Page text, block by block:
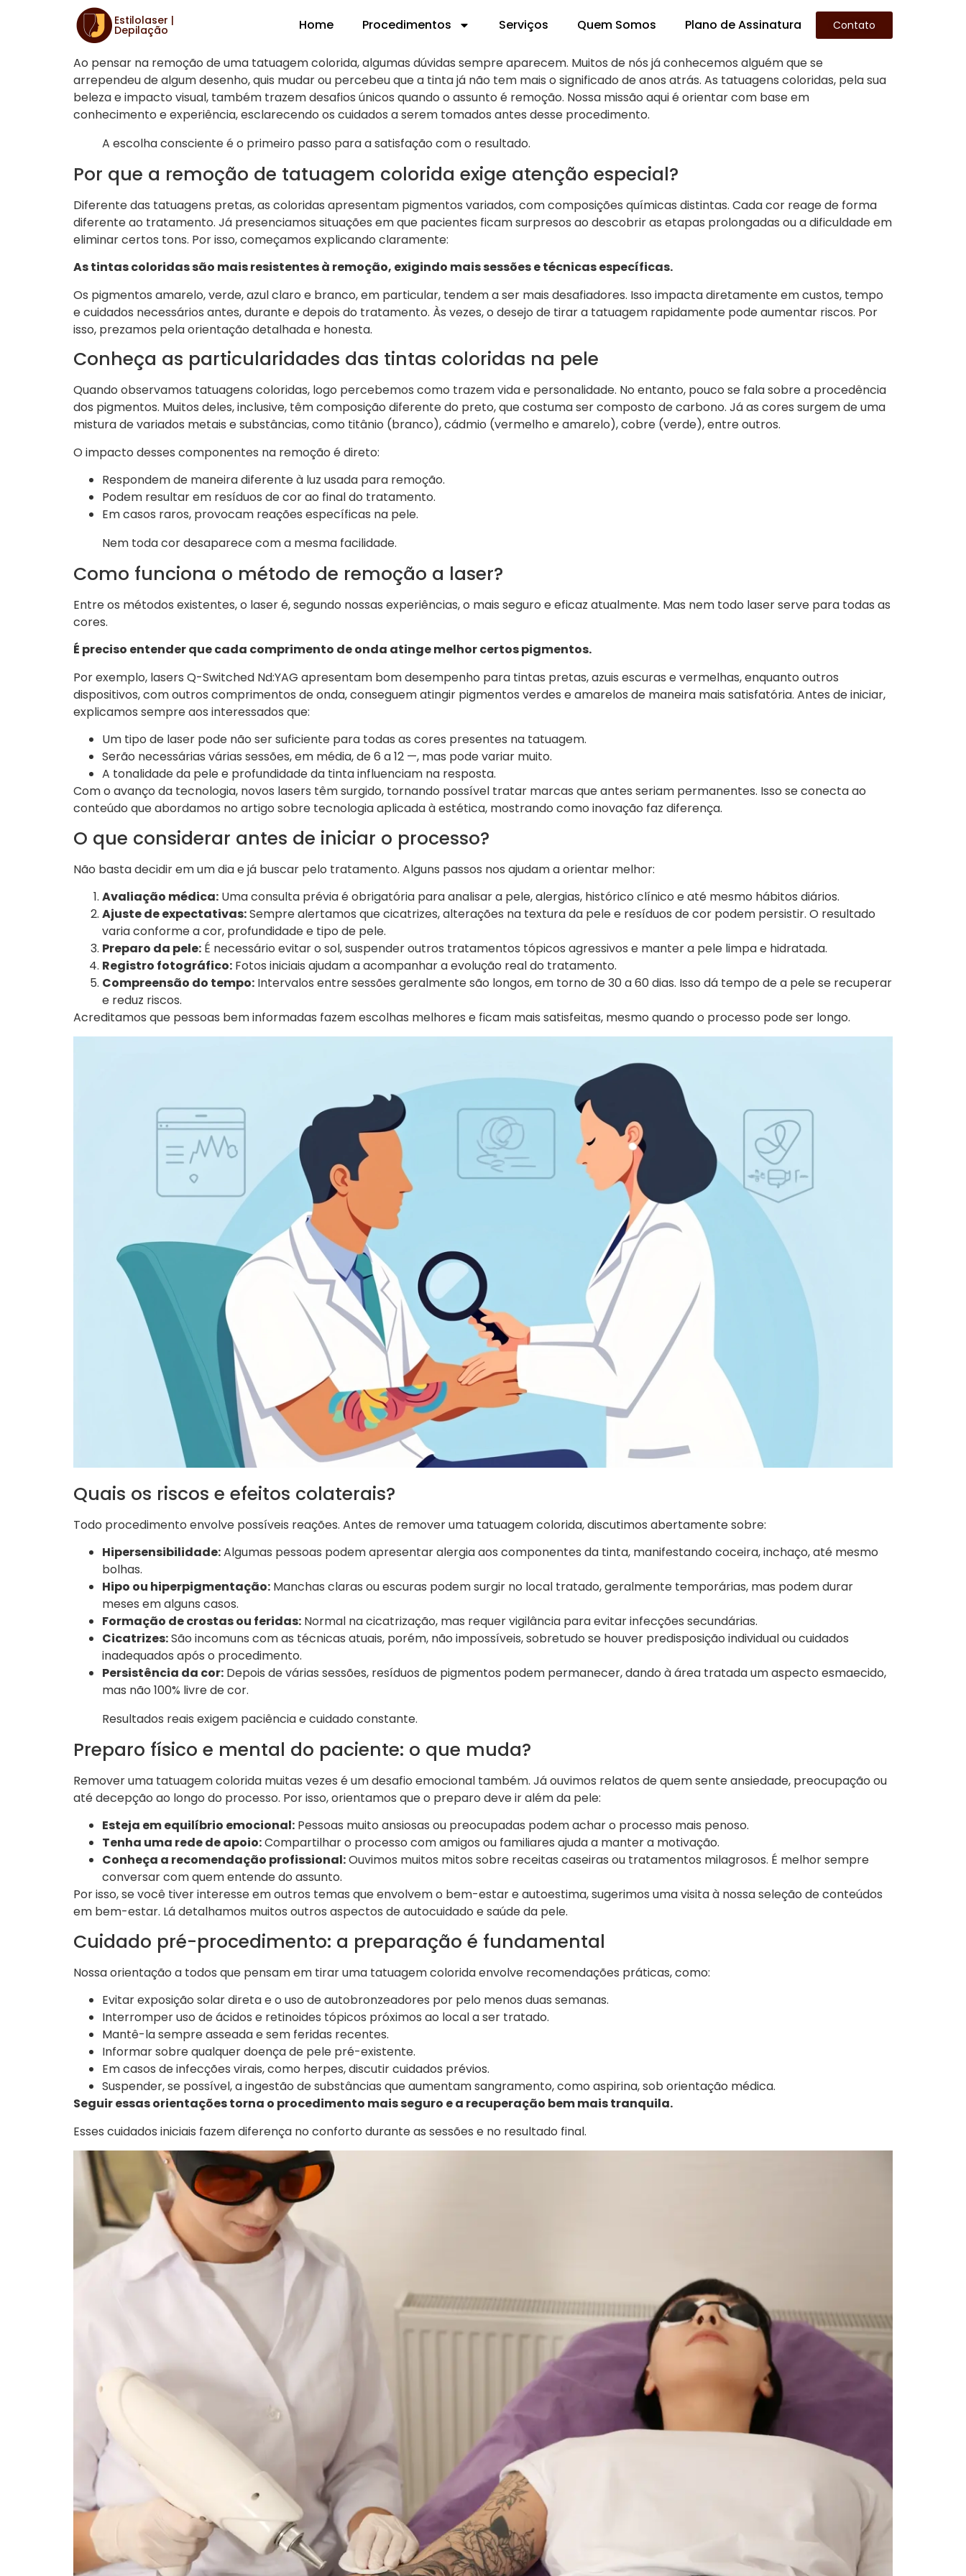
Estilolaser |
Depilação Home Procedimentos Serviços Quem Somos Plano de Assinatura Contato
Cuidados essenciais antes de remover uma tatuagem colorida
Ao pensar na remoção de uma tatuagem colorida, algumas dúvidas sempre aparecem. Muitos de nós já conhecemos alguém que se
arrependeu de algum desenho, quis mudar ou percebeu que a tinta já não tem mais o significado de anos atrás. As tatuagens coloridas, pela sua
beleza e impacto visual, também trazem desafios únicos quando o assunto é remoção. Nossa missão aqui é orientar com base em
conhecimento e experiência, esclarecendo os cuidados a serem tomados antes desse procedimento.
A escolha consciente é o primeiro passo para a satisfação com o resultado.
Por que a remoção de tatuagem colorida exige atenção especial?
Diferente das tatuagens pretas, as coloridas apresentam pigmentos variados, com composições químicas distintas. Cada cor reage de forma
diferente ao tratamento. Já presenciamos situações em que pacientes ficam surpresos ao descobrir as etapas prolongadas ou a dificuldade em
eliminar certos tons. Por isso, começamos explicando claramente:
As tintas coloridas são mais resistentes à remoção, exigindo mais sessões e técnicas específicas.
Os pigmentos amarelo, verde, azul claro e branco, em particular, tendem a ser mais desafiadores. Isso impacta diretamente em custos, tempo
e cuidados necessários antes, durante e depois do tratamento. Às vezes, o desejo de tirar a tatuagem rapidamente pode aumentar riscos. Por
isso, prezamos pela orientação detalhada e honesta.
Conheça as particularidades das tintas coloridas na pele
Quando observamos tatuagens coloridas, logo percebemos como trazem vida e personalidade. No entanto, pouco se fala sobre a procedência
dos pigmentos. Muitos deles, inclusive, têm composição diferente do preto, que costuma ser composto de carbono. Já as cores surgem de uma
mistura de variados metais e substâncias, como titânio (branco), cádmio (vermelho e amarelo), cobre (verde), entre outros.
O impacto desses componentes na remoção é direto:
Respondem de maneira diferente à luz usada para remoção.
Podem resultar em resíduos de cor ao final do tratamento.
Em casos raros, provocam reações específicas na pele.
Nem toda cor desaparece com a mesma facilidade.
Como funciona o método de remoção a laser?
Entre os métodos existentes, o laser é, segundo nossas experiências, o mais seguro e eficaz atualmente. Mas nem todo laser serve para todas as
cores.
É preciso entender que cada comprimento de onda atinge melhor certos pigmentos.
Por exemplo, lasers Q-Switched Nd:YAG apresentam bom desempenho para tintas pretas, azuis escuras e vermelhas, enquanto outros
dispositivos, com outros comprimentos de onda, conseguem atingir pigmentos verdes e amarelos de maneira mais satisfatória. Antes de iniciar,
explicamos sempre aos interessados que:
Um tipo de laser pode não ser suficiente para todas as cores presentes na tatuagem.
Serão necessárias várias sessões, em média, de 6 a 12 —, mas pode variar muito.
A tonalidade da pele e profundidade da tinta influenciam na resposta.
Com o avanço da tecnologia, novos lasers têm surgido, tornando possível tratar marcas que antes seriam permanentes. Isso se conecta ao
conteúdo que abordamos no artigo sobre tecnologia aplicada à estética, mostrando como inovação faz diferença.
O que considerar antes de iniciar o processo?
Não basta decidir em um dia e já buscar pelo tratamento. Alguns passos nos ajudam a orientar melhor:
Avaliação médica: Uma consulta prévia é obrigatória para analisar a pele, alergias, histórico clínico e até mesmo hábitos diários.
Ajuste de expectativas:Sempre alertamos que cicatrizes, alterações na textura da pele e resíduos de cor podem persistir. O resultado
varia conforme a cor, profundidade e tipo de pele.
Preparo da pele: É necessário evitar o sol, suspender outros tratamentos tópicos agressivos e manter a pele limpa e hidratada.
Registro fotográfico: Fotos iniciais ajudam a acompanhar a evolução real do tratamento.
Compreensão do tempo: Intervalos entre sessões geralmente são longos, em torno de 30 a 60 dias. Isso dá tempo de a pele se recuperar
e reduz riscos.
Acreditamos que pessoas bem informadas fazem escolhas melhores e ficam mais satisfeitas, mesmo quando o processo pode ser longo.
Quais os riscos e efeitos colaterais?
Todo procedimento envolve possíveis reações. Antes de remover uma tatuagem colorida, discutimos abertamente sobre:
Hipersensibilidade:Algumas pessoas podem apresentar alergia aos componentes da tinta, manifestando coceira, inchaço, até mesmo
bolhas.
Hipo ou hiperpigmentação: Manchas claras ou escuras podem surgir no local tratado, geralmente temporárias, mas podem durar
meses em alguns casos.
Formação de crostas ou feridas: Normal na cicatrização, mas requer vigilância para evitar infecções secundárias.
Cicatrizes:São incomuns com as técnicas atuais, porém, não impossíveis, sobretudo se houver predisposição individual ou cuidados
inadequados após o procedimento.
Persistência da cor: Depois de várias sessões, resíduos de pigmentos podem permanecer, dando à área tratada um aspecto esmaecido,
mas não 100% livre de cor.
Resultados reais exigem paciência e cuidado constante.
Preparo físico e mental do paciente: o que muda?
Remover uma tatuagem colorida muitas vezes é um desafio emocional também. Já ouvimos relatos de quem sente ansiedade, preocupação ou
até decepção ao longo do processo. Por isso, orientamos que o preparo deve ir além da pele:
Esteja em equilíbrio emocional: Pessoas muito ansiosas ou preocupadas podem achar o processo mais penoso.
Tenha uma rede de apoio:Compartilhar o processo com amigos ou familiares ajuda a manter a motivação.
Conheça a recomendação profissional:Ouvimos muitos mitos sobre receitas caseiras ou tratamentos milagrosos. É melhor sempre
conversar com quem entende do assunto.
Por isso, se você tiver interesse em outros temas que envolvem o bem-estar e autoestima, sugerimos uma visita à nossa seleção de conteúdos
em bem-estar. Lá detalhamos muitos outros aspectos de autocuidado e saúde da pele.
Cuidado pré-procedimento: a preparação é fundamental
Nossa orientação a todos que pensam em tirar uma tatuagem colorida envolve recomendações práticas, como:
Evitar exposição solar direta e o uso de autobronzeadores por pelo menos duas semanas.
Interromper uso de ácidos e retinoides tópicos próximos ao local a ser tratado.
Mantê-la sempre asseada e sem feridas recentes.
Informar sobre qualquer doença de pele pré-existente.
Em casos de infecções virais, como herpes, discutir cuidados prévios.
Suspender, se possível, a ingestão de substâncias que aumentam sangramento, como aspirina, sob orientação médica.
Seguir essas orientações torna o procedimento mais seguro e a recuperação bem mais tranquila.
Esses cuidados iniciais fazem diferença no conforto durante as sessões e no resultado final.